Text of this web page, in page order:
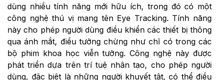
dùng nhiều tính năng mới hữu ích, trong đó có một
công nghệ thú vị mang tên Eye Tracking. Tính năng
này cho phép người dùng điều khiển các thiết bị thông
qua ánh mắt, điều tưởng chừng như chỉ có trong các
bộ phim khoa học viễn tưởng. Công nghệ này được
phát triển dựa trên trí tuệ nhân tạo, cho phép người
dùng, đặc biệt là những người khuyết tật, có thể điều